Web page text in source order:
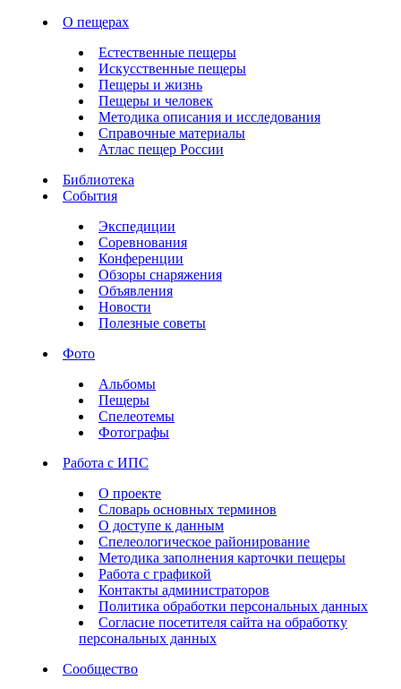
О пещерах
Естественные пещеры
Искусственные пещеры
Пещеры и жизнь
Пещеры и человек
Методика описания и исследования
Справочные материалы
Атлас пещер России
Библиотека
События
Экспедиции
Соревнования
Конференции
Обзоры снаряжения
Объявления
Новости
Полезные советы
Фото
Альбомы
Пещеры
Спелеотемы
Фотографы
Работа с ИПС
О проекте
Словарь основных терминов
О доступе к данным
Спелеологическое районирование
Методика заполнения карточки пещеры
Работа с графикой
Контакты администраторов
Политика обработки персональных данных
Согласие посетителя сайта на обработку
персональных данных
Сообщество